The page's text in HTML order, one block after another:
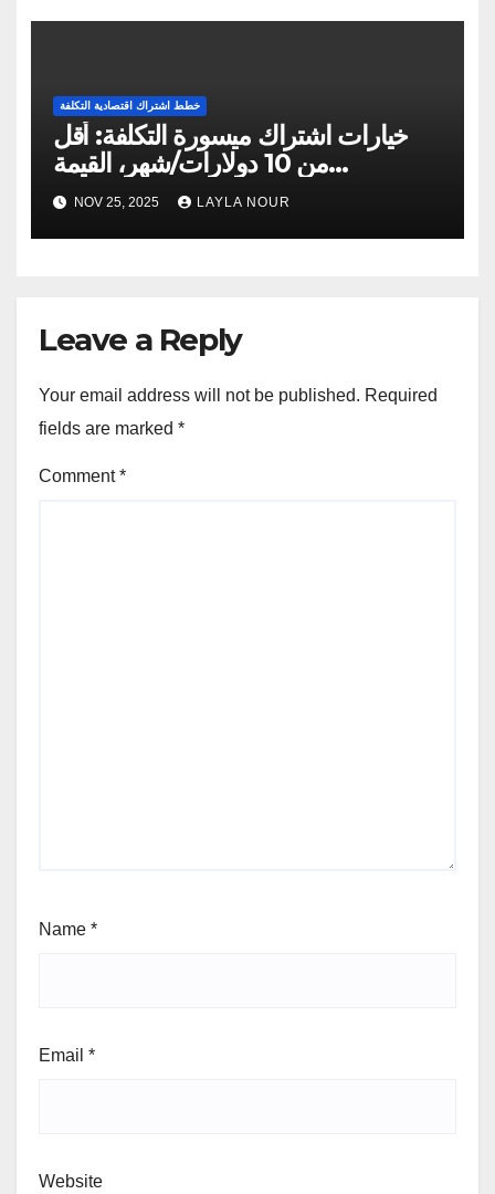
خطط اشتراك اقتصادية التكلفة
خيارات اشتراك ميسورة التكلفة: أقل
من 10 دولارات/شهر، القيمة
والاختيارات
NOV 25, 2025 LAYLA NOUR
Leave a Reply
Your email address will not be published. Required
fields are marked *
Comment*
Name *
Email *
Website